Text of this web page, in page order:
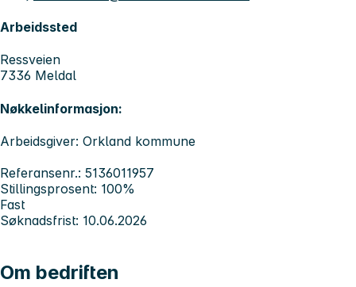
Arbeidssted
Ressveien
7336 Meldal
Nøkkelinformasjon:
Arbeidsgiver: Orkland kommune
Referansenr.: 5136011957
Stillingsprosent: 100%
Fast
Søknadsfrist: 10.06.2026
Om bedriften